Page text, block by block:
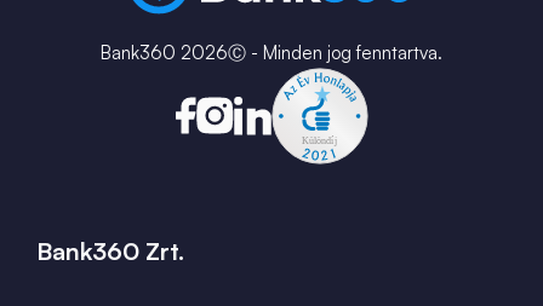
MNB Alkalmazások
Bank360 2026Ⓒ - Minden jog fenntartva.
Bank360 Zrt.